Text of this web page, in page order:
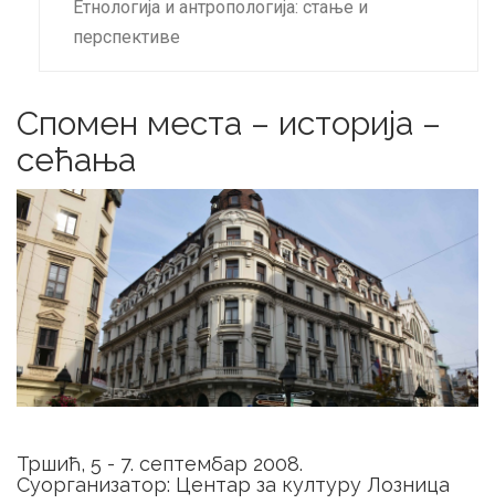
Етнологија и антропологија: стање и
перспективе
Спомен места – историја –
сећања
Тршић, 5 - 7. септембар 2008.
Суорганизатор: Центар за културу Лозница